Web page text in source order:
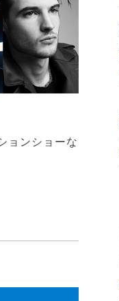
ョンショーな